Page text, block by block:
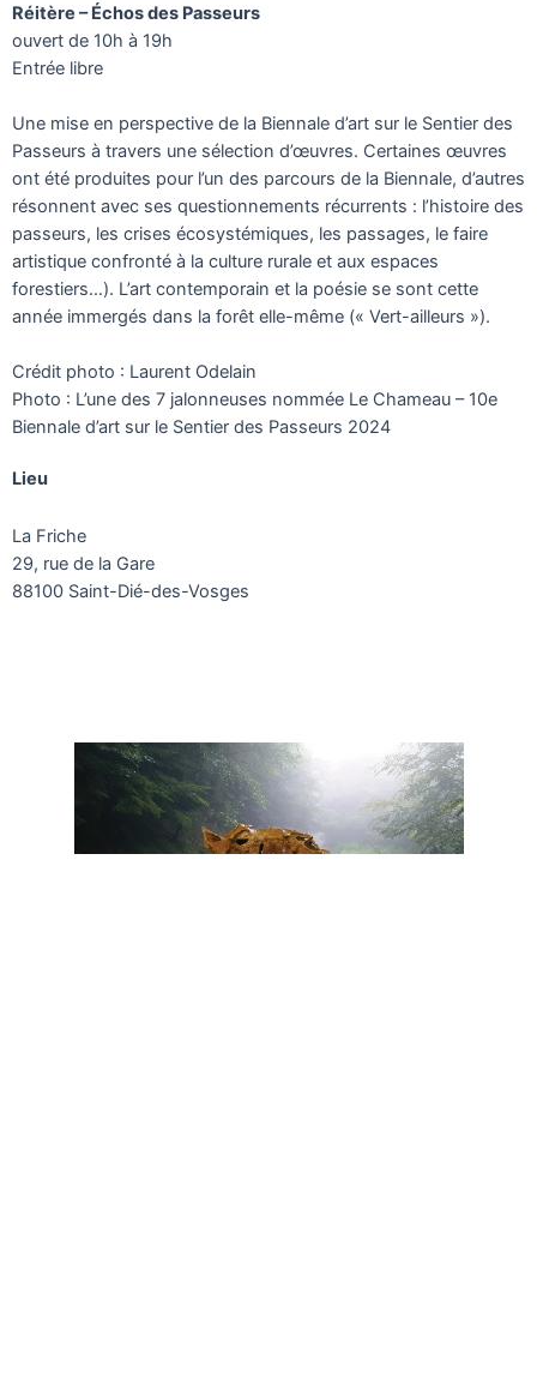
Réitère – Échos des Passeurs
ouvert de 10h à 19h
Entrée libre
Une mise en perspective de la Biennale d’art sur le Sentier des
Passeurs à travers une sélection d’œuvres. Certaines œuvres
ont été produites pour l’un des parcours de la Biennale, d’autres
résonnent avec ses questionnements récurrents : l’histoire des
passeurs, les crises écosystémiques, les passages, le faire
artistique confronté à la culture rurale et aux espaces
forestiers…). L’art contemporain et la poésie se sont cette
année immergés dans la forêt elle-même (« Vert-ailleurs »).
Crédit photo : Laurent Odelain
Photo : L’une des 7 jalonneuses nommée Le Chameau – 10e
Biennale d’art sur le Sentier des Passeurs 2024
Lieu
La Friche
29, rue de la Gare
88100 Saint-Dié-des-Vosges